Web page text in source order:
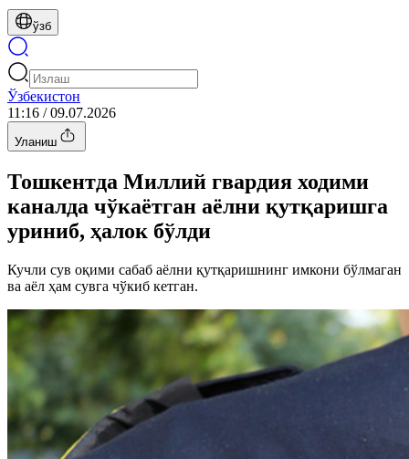
ўзб
Ўзбекистон
11:16 / 09.07.2026
Уланиш
Тошкентда Миллий гвардия ходими
каналда чўкаётган аёлни қутқаришга
уриниб, ҳалок бўлди
Кучли сув оқими сабаб аёлни қутқаришнинг имкони бўлмаган
ва аёл ҳам сувга чўкиб кетган.